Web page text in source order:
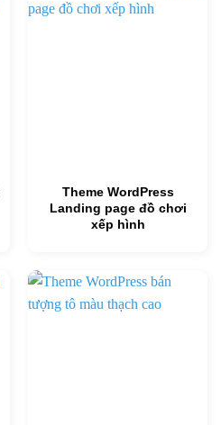
Theme WordPress
Landing page đồ chơi
xếp hình